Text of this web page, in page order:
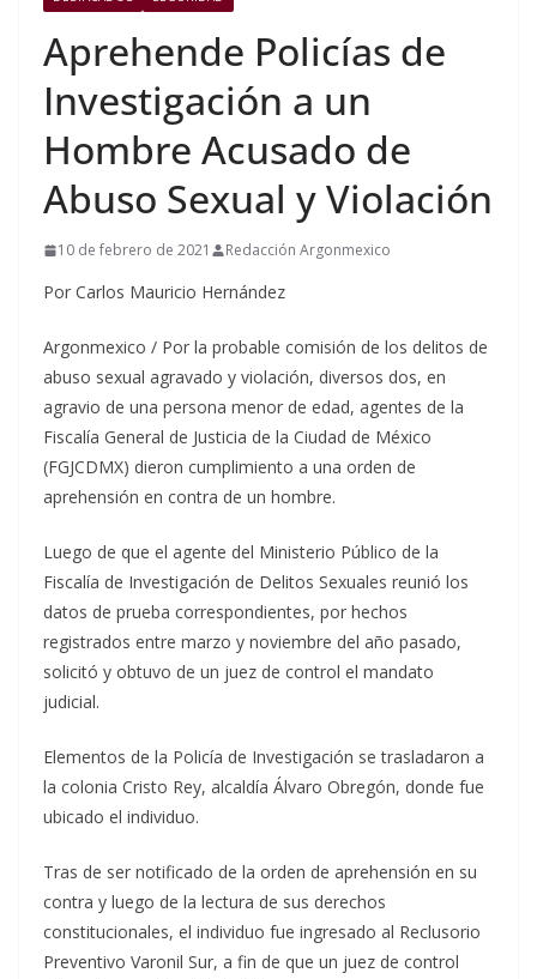
Aprehende Policías de
Investigación a un
Hombre Acusado de
Abuso Sexual y Violación
10 de febrero de 2021 Redacción Argonmexico
Por Carlos Mauricio Hernández
Argonmexico / Por la probable comisión de los delitos de
abuso sexual agravado y violación, diversos dos, en
agravio de una persona menor de edad, agentes de la
Fiscalía General de Justicia de la Ciudad de México
(FGJCDMX) dieron cumplimiento a una orden de
aprehensión en contra de un hombre.
Luego de que el agente del Ministerio Público de la
Fiscalía de Investigación de Delitos Sexuales reunió los
datos de prueba correspondientes, por hechos
registrados entre marzo y noviembre del año pasado,
solicitó y obtuvo de un juez de control el mandato
judicial.
Elementos de la Policía de Investigación se trasladaron a
la colonia Cristo Rey, alcaldía Álvaro Obregón, donde fue
ubicado el individuo.
Tras de ser notificado de la orden de aprehensión en su
contra y luego de la lectura de sus derechos
constitucionales, el individuo fue ingresado al Reclusorio
Preventivo Varonil Sur, a fin de que un juez de control